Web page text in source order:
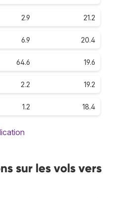
2.9 21.2
6.9 20.4
64.6 19.6
2.2 19.2
1.2 18.4
sur les vols vers